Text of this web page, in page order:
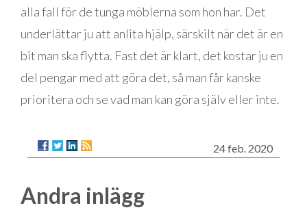
alla fall för de tunga möblerna som hon har. Det
underlättar ju att anlita hjälp, särskilt när det är en
bit man ska flytta. Fast det är klart, det kostar ju en
del pengar med att göra det, så man får kanske
prioritera och se vad man kan göra själv eller inte.
24 feb. 2020
Andra inlägg